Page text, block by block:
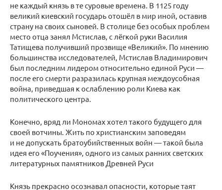
не каждый князь в те суровые времена. В 1125 году
великий киевский государь отошёл в мир иной, оставив
страну на своих сыновей. В столице без особых проблем
место отца занял Мстислав, с лёгкой руки Василия
Татищева получивший прозвище «Великий». По мнению
большинства исследователей, Мстислав Владимирович
был последним лидером относительно единой Руси —
после его смерти разразилась крупная междоусобная
война, приведшая к ослаблению роли Киева как
политического центра.
Конечно, вряд ли Мономах хотел такого будущего для
своей вотчины. Жить по христианским заповедям
и не допускать братоубийственных войн — такой была
идея его «Поучения», одного из самых ранних светских
литературных памятников Древней Руси
Князь прекрасно осознавал опасности, которые таят